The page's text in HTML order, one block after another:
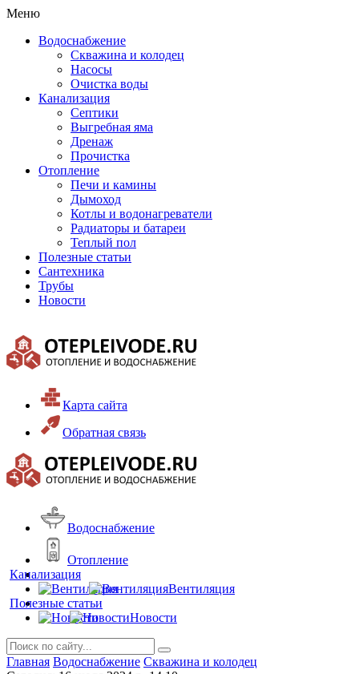
Меню
Водоснабжение
Скважина и колодец
Насосы
Очистка воды
Канализация
Септики
Выгребная яма
Дренаж
Прочистка
Отопление
Печи и камины
Дымоход
Котлы и водонагреватели
Радиаторы и батареи
Теплый пол
Полезные статьи
Сантехника
Трубы
Новости
Карта сайта
Обратная связь
Водоснабжение
Отопление
Канализация
Вентиляция
Полезные статьи
Новости
Главная Водоснабжение Скважина и колодец